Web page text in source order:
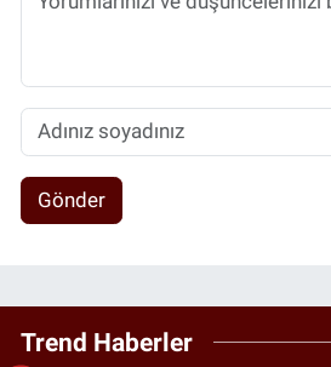
Gönder
Trend Haberler